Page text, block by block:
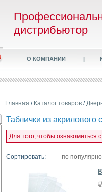
дистрибьютор
О КОМПАНИИ |
Главная / Каталог товаров /
Таблички из акрилового
Для того, чтобы ознакомиться
Сортировать: по